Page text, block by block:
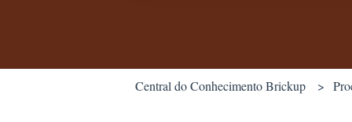
Central do Conhecimento Brickup